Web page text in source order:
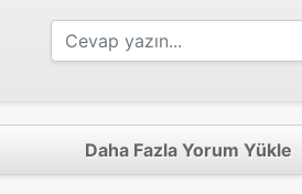
Daha Fazla Yorum Yükle